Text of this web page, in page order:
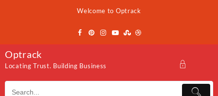
Welcome to Optrack
Optrack
Locating Trust. Building Business